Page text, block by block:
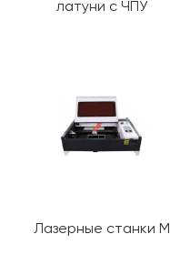
латуни с ЧПУ
Лазерные станки M